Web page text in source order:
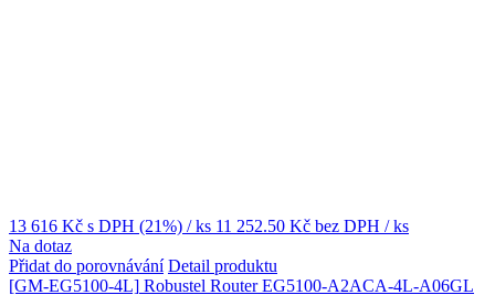
13 616 Kč s DPH (21%) / ks 11 252.50 Kč bez DPH / ks
Na dotaz
Přidat do porovnávání Detail produktu
[GM-EG5100-4L] Robustel Router EG5100-A2ACA-4L-A06GL